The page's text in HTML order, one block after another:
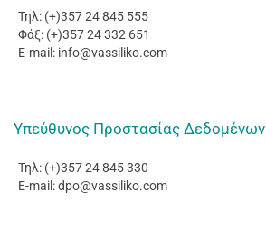
Τηλ: (+)357 24 845 555
Φάξ: (+)357 24 332 651
E-mail: info@vassiliko.com
Υπεύθυνος Προστασίας Δεδομένων
Τηλ: (+)357 24 845 330
E-mail: dpo@vassiliko.com